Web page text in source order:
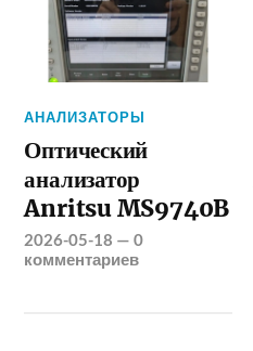
АНАЛИЗАТОРЫ
Оптический
анализатор
Anritsu MS9740B
2026-05-18 —0
комментариев